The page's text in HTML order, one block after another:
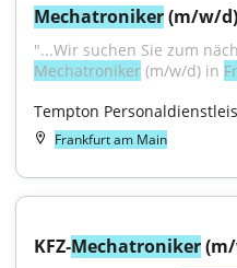
Mechatroniker (m/w/d)
Mechatroniker (m/w/d) in
Tempton
Frankfurt am Main
KFZ‑Mechatroniker